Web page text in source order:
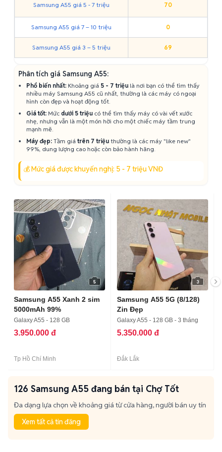
Samsung A55 giá 5 - 7 triệu 70
Samsung A55 giá 7 – 10 triệu 0
Samsung A55 giá 3 – 5 triệu 69
Phân tích giá Samsung A55:
Phổ biến nhất: Khoảng giá 5 - 7 triệu là nơi bạn có thể tìm thấy
nhiều máy Samsung A55 cũ nhất, thường là các máy có ngoại
hình còn đẹp và hoạt động tốt.
Giá tốt: Mức dưới 5 triệu có thể tìm thấy máy có vài vết xước
nhẹ, nhưng vẫn là một món hời cho một chiếc máy tầm trung
mạnh mẽ.
Máy đẹp: Tầm giá trên 7 triệu thường là các máy "like new"
99%, dung lượng cao hoặc còn bảo hành hãng.
💰 Mức giá được khuyến nghị: 5 - 7 triệu VNĐ
5
Samsung A55 Xanh 2 sim
5000mAh 99%
Galaxy A55 - 128 GB
3.950.000 đ
Tp Hồ Chí Minh
3
Samsung A55 5G (8/128)
Zin Đẹp
Galaxy A55 - 128 GB - 3 tháng
5.350.000 đ
Đắk Lắk
126 Samsung A55 đang bán tại Chợ Tốt
Đa dạng lựa chọn về khoảng giá từ cửa hàng, người bán uy tín
Xem tất cả tin đăng